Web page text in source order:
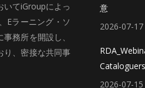
てiGroupによっ
Eラーニング・ソ
務所を開設し、
り、密接な共同事
意
2026-07-17
Cataloguers
2026-07-15